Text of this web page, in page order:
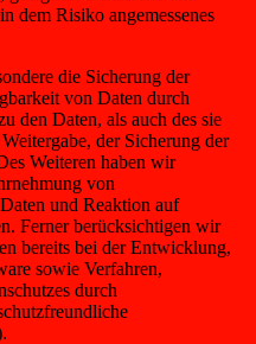
dem Risiko angemessenes
die Sicherung der
von Daten durch
den Daten, als auch des sie
der Sicherung der
Weiteren haben wir
von
und Reaktion auf
Ferner berücksichtigen wir
bereits bei der Entwicklung,
sowie Verfahren,
durch